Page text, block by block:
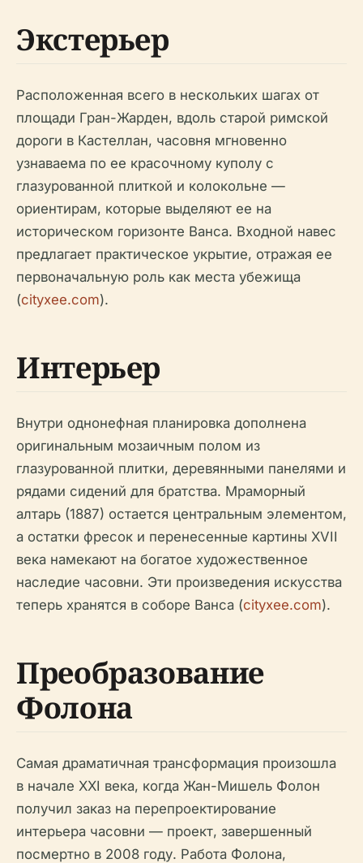
Экстерьер
Расположенная всего в нескольких шагах от
площади Гран-Жарден, вдоль старой римской
дороги в Кастеллан, часовня мгновенно
узнаваема по ее красочному куполу с
глазурованной плиткой и колокольне —
ориентирам, которые выделяют ее на
историческом горизонте Ванса. Входной навес
предлагает практическое укрытие, отражая ее
первоначальную роль как места убежища
(cityxee.com).
Интерьер
Внутри однонефная планировка дополнена
оригинальным мозаичным полом из
глазурованной плитки, деревянными панелями и
рядами сидений для братства. Мраморный
алтарь (1887) остается центральным элементом,
а остатки фресок и перенесенные картины XVII
века намекают на богатое художественное
наследие часовни. Эти произведения искусства
теперь хранятся в соборе Ванса (cityxee.com).
Преобразование
Фолона
Самая драматичная трансформация произошла
в начале XXI века, когда Жан-Мишель Фолон
получил заказ на перепроектирование
интерьера часовни — проект, завершенный
посмертно в 2008 году. Работа Фолона,